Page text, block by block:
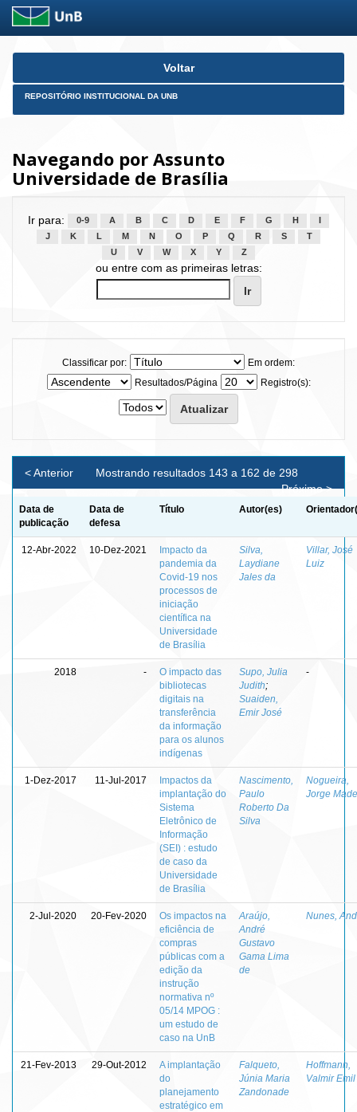
Skip
Voltar
REPOSITÓRIO INSTITUCIONAL DA UNB
Navegando por Assunto
Universidade de Brasília
Ir para: 0-9 A B C D E F G H
J
K L M N O P Q R S
T
U
V W X Y Z
ou entre com as primeiras letras:
Classificar por:
Em ordem:
Resultados/Página
Registro(s):
Mostrando resultados 143 a 162 de 298
< Anterior
Próximo >
Data de
publicação
Data de
defesa
Título Autor(es)
12-Abr-2022 10-Dez-2021
Impacto da
pandemia da
Covid-19 nos
processos de
iniciação
científica na
Universidade
de Brasília
Silva,
Laydiane
Jales da
Villar, José
Luiz
2018 -
O impacto das
bibliotecas
digitais na
transferência
da informação
para os alunos
indígenas
Supo, Julia
Judith;
Suaiden,
Emir José
-
1-Dez-2017 11-Jul-2017
Impactos da
implantação do
Sistema
Eletrônico de
Informação
(SEI) : estudo
de caso da
Universidade
de Brasília
Nascimento,
Paulo
Roberto Da
Silva
Nogueira,
Jorge
2-Jul-2020 20-Fev-2020
Os impactos na
eficiência de
compras
públicas com a
edição da
instrução
normativa nº
05/14 MPOG :
um estudo de
caso na UnB
Araújo,
André
Gustavo
Gama Lima
de
Nunes,
21-Fev-2013 29-Out-2012
A implantação
do
planejamento
estratégico em
Falqueto,
Júnia Maria
Zandonade
Hoffmann,
Valmir Emil